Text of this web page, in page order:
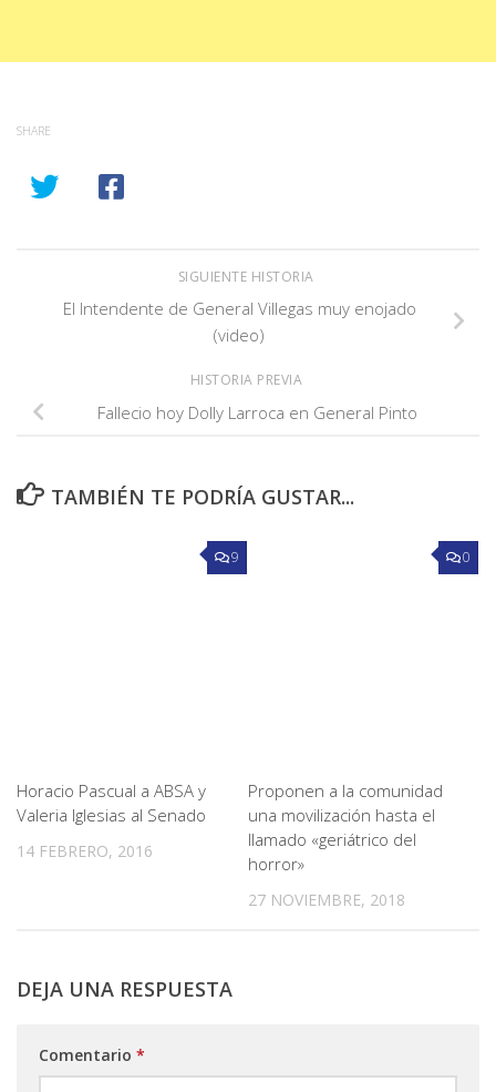
SHARE
SIGUIENTE HISTORIA
El Intendente de General Villegas muy enojado
(video)
HISTORIA PREVIA
Fallecio hoy Dolly Larroca en General Pinto
TAMBIÉN TE PODRÍA GUSTAR...
9
Horacio Pascual a ABSA y
Valeria Iglesias al Senado
14 FEBRERO, 2016
0
Proponen a la comunidad
una movilización hasta el
llamado «geriátrico del
horror»
27 NOVIEMBRE, 2018
DEJA UNA RESPUESTA
Comentario *